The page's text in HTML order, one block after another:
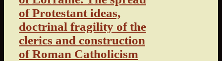
of Protestant ideas,
doctrinal fragility of the
clerics and construction
of Roman Catholicism